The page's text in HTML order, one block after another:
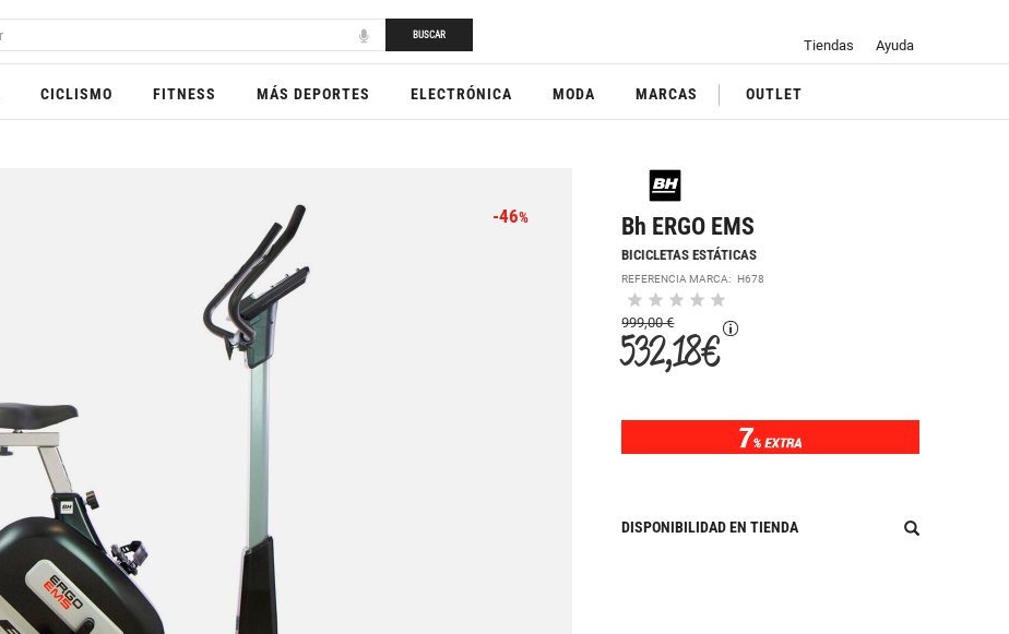
BUSCAR
Tiendas Ayuda
CICLISMO FITNESS MÁS DEPORTES ELECTRÓNICA MODA MARCAS OUTLET
Bh ERGO EMS
BICICLETAS ESTÁTICAS
REFERENCIA MARCA:H678
999,00 €
532,18 €
DISPONIBILIDAD EN TIENDA
-46%